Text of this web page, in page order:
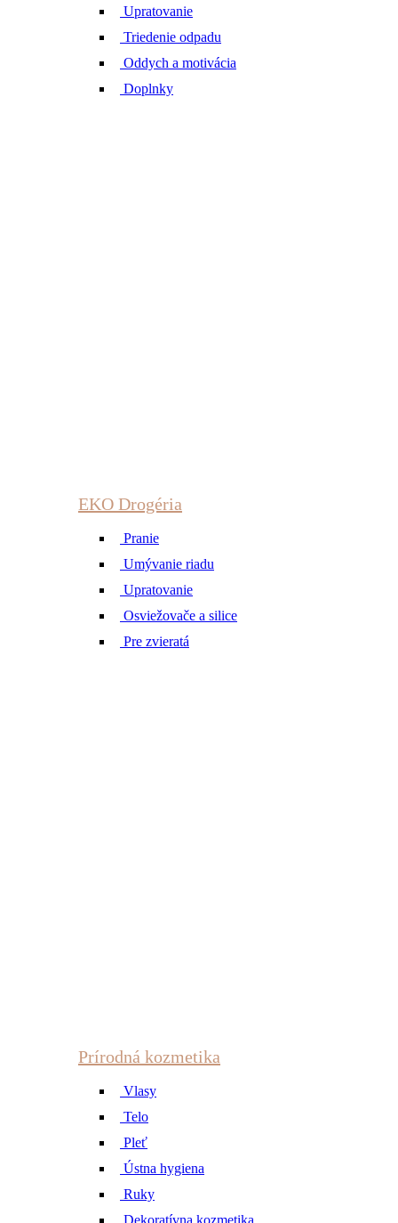
Upratovanie
Triedenie odpadu
Oddych a motivácia
Doplnky
EKO Drogéria
Pranie
Umývanie riadu
Upratovanie
Osviežovače a silice
Pre zvieratá
Prírodná kozmetika
Vlasy
Telo
Pleť
Ústna hygiena
Ruky
Dekoratívna kozmetika